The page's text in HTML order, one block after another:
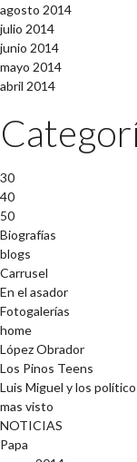
agosto 2014
julio 2014
junio 2014
mayo 2014
abril 2014
30
40
50
Biografías
blogs
Carrusel
En el asador
Fotogalerías
home
López Obrador
Los Pinos Teens
Luis Miguel y los
mas visto
NOTICIAS
Papa